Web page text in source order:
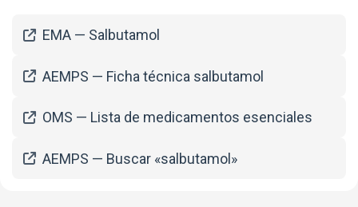
EMA — Salbutamol
AEMPS — Ficha técnica salbutamol
OMS — Lista de medicamentos esenciales
AEMPS — Buscar «salbutamol»